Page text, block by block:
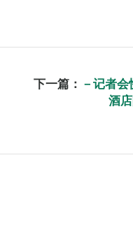
下一篇： －记者
酒